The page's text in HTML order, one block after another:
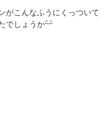
がこんなふうにくっついて
でしょうか